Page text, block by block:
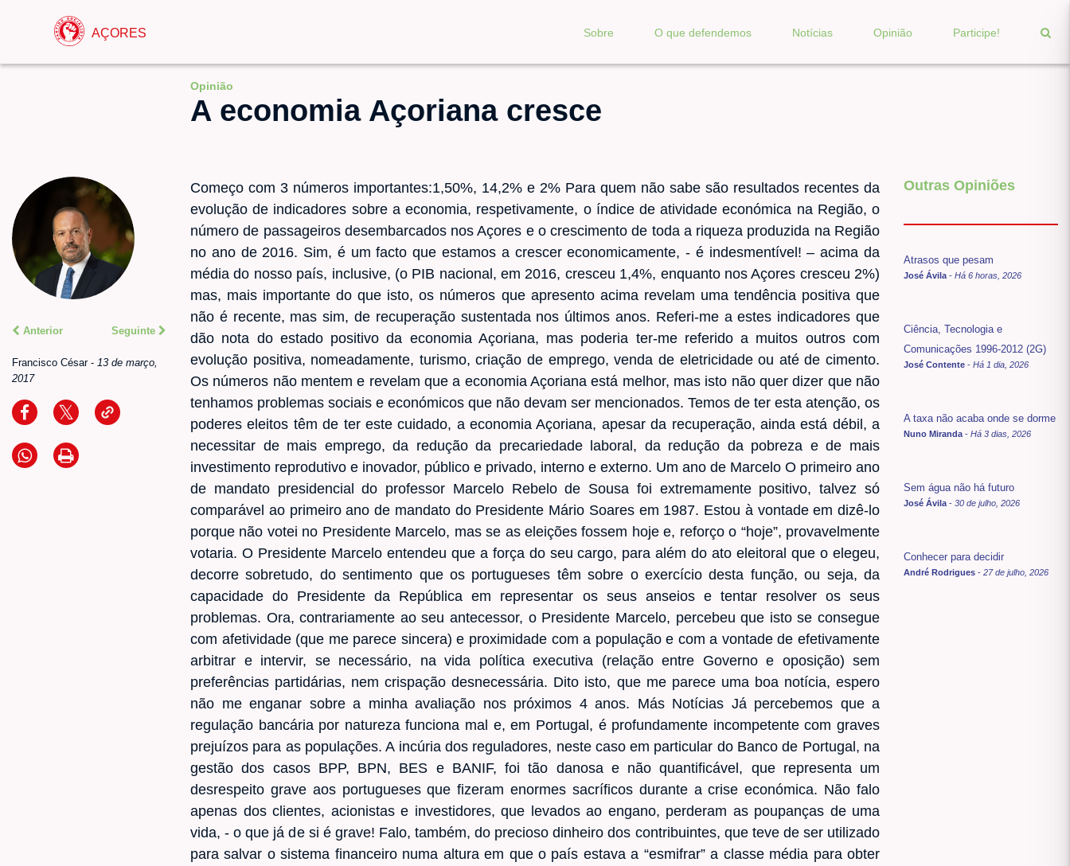
AÇORES Sobre O que defendemos Notícias Opinião Participe!
Opinião
A economia Açoriana cresce
Anterior Seguinte
Francisco César- 13 de março,
2017
Começo com 3 números importantes:1,50%, 14,2% e 2% Para quem não sabe são resultados recentes da
evolução de indicadores sobre a economia, respetivamente, o índice de atividade económica na Região, o
número de passageiros desembarcados nos Açores e o crescimento de toda a riqueza produzida na Região
no ano de 2016. Sim, é um facto que estamos a crescer economicamente, - é indesmentível! – acima da
média do nosso país, inclusive, (o PIB nacional, em 2016, cresceu 1,4%, enquanto nos Açores cresceu 2%)
mas, mais importante do que isto, os números que apresento acima revelam uma tendência positiva que
não é recente, mas sim, de recuperação sustentada nos últimos anos. Referi-me a estes indicadores que
dão nota do estado positivo da economia Açoriana, mas poderia ter-me referido a muitos outros com
evolução positiva, nomeadamente, turismo, criação de emprego, venda de eletricidade ou até de cimento.
Os números não mentem e revelam que a economia Açoriana está melhor, mas isto não quer dizer que não
tenhamos problemas sociais e económicos que não devam ser mencionados. Temos de ter esta atenção, os
poderes eleitos têm de ter este cuidado, a economia Açoriana, apesar da recuperação, ainda está débil, a
necessitar de mais emprego, da redução da precariedade laboral, da redução da pobreza e de mais
investimento reprodutivo e inovador, público e privado, interno e externo. Um ano de Marcelo O primeiro ano
de mandato presidencial do professor Marcelo Rebelo de Sousa foi extremamente positivo, talvez só
comparável ao primeiro ano de mandato do Presidente Mário Soares em 1987. Estou à vontade em dizê-lo
porque não votei no Presidente Marcelo, mas se as eleições fossem hoje e, reforço o “hoje”, provavelmente
votaria. O Presidente Marcelo entendeu que a força do seu cargo, para além do ato eleitoral que o elegeu,
decorre sobretudo, do sentimento que os portugueses têm sobre o exercício desta função, ou seja, da
capacidade do Presidente da República em representar os seus anseios e tentar resolver os seus
problemas. Ora, contrariamente ao seu antecessor, o Presidente Marcelo, percebeu que isto se consegue
com afetividade (que me parece sincera) e proximidade com a população e com a vontade de efetivamente
arbitrar e intervir, se necessário, na vida política executiva (relação entre Governo e oposição) sem
preferências partidárias, nem crispação desnecessária. Dito isto, que me parece uma boa notícia, espero
não me enganar sobre a minha avaliação nos próximos 4 anos. Más Notícias Já percebemos que a
regulação bancária por natureza funciona mal e, em Portugal, é profundamente incompetente com graves
prejuízos para as populações. A incúria dos reguladores, neste caso em particular do Banco de Portugal, na
gestão dos casos BPP, BPN, BES e BANIF, foi tão danosa e não quantificável, que representa um
desrespeito grave aos portugueses que fizeram enormes sacríficos durante a crise económica. Não falo
apenas dos clientes, acionistas e investidores, que levados ao engano, perderam as poupanças de uma
vida, - o que já de si é grave! Falo, também, do precioso dinheiro dos contribuintes, que teve de ser utilizado
para salvar o sistema financeiro numa altura em que o país estava a “esmifrar” a classe média para obter
Outras Opiniões
Atrasos que pesam
José Ávila - Há 6 horas, 2026
Ciência, Tecnologia e
Comunicações 1996-2012 (2G)
José Contente - Há 1 dia, 2026
A taxa não acaba onde se dorme
Nuno Miranda - Há 3 dias, 2026
Sem água não há futuro
José Ávila - 30 de julho, 2026
Conhecer para decidir
André Rodrigues - 27 de julho, 2026